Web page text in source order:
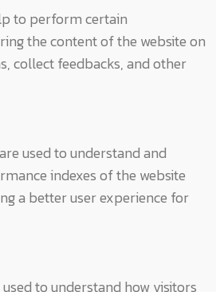
to perform certain
the content of the website on
collect feedbacks, and other
used to understand and
indexes of the website
a better user experience for
to understand how visitors